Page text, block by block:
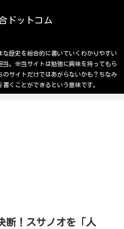
ドットコム
な歴史を総合的に書いていくわかりやすい
当。※当サイトは勉強に興味を持ってもら
のサイトだけではあがらないかも？ちなみ
くことができるという意味です。
断！スサノオを「人